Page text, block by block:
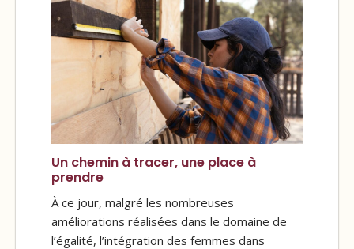
Un chemin à tracer, une place à
prendre
À ce jour, malgré les nombreuses
améliorations réalisées dans le domaine de
l’égalité, l’intégration des femmes dans